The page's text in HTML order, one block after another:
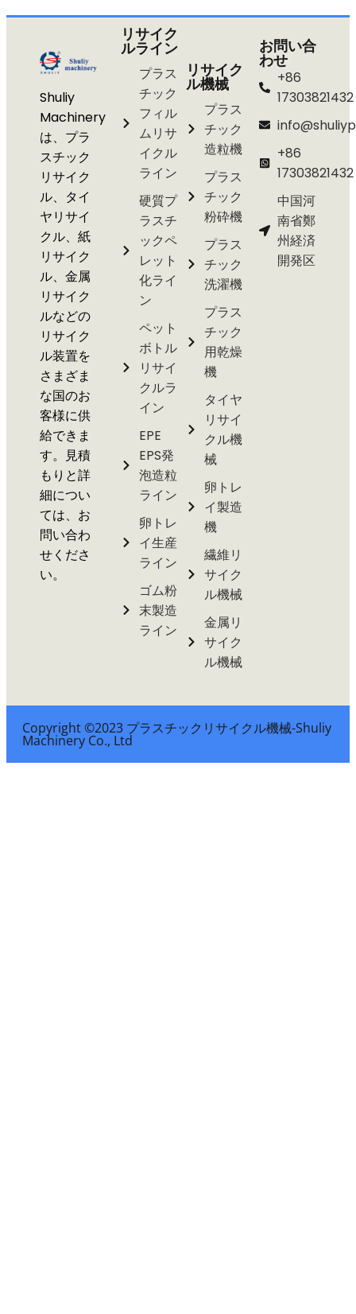
Shuliy
Machinery
は、プラ
スチック
リサイク
ル、タイ
ヤリサイ
クル、紙
リサイク
ル、金属
リサイク
ルなどの
リサイク
ル装置を
さまざま
な国のお
客様に供
給できま
す。見積
もりと詳
細につい
ては、お
問い合わ
せくださ
い。
リサイク
ルライン
プラス
チック
フィル
ムリサ
イクル
ライン
硬質プ
ラスチ
ックペ
レット
化ライ
ン
ペット
ボトル
リサイ
クルラ
イン
EPE
EPS発
泡造粒
ライン
卵トレ
イ生産
ライン
ゴム粉
末製造
ライン
リサイク
ル機械
プラス
チック
造粒機
プラス
チック
粉砕機
プラス
チック
洗濯機
プラス
チック
用乾燥
機
タイヤ
リサイ
クル機
械
卵トレ
イ製造
機
繊維リ
サイク
ル機械
金属リ
サイク
ル機械
お問い合
わせ
+86
17303821432
+86
17303821432
中国河
南省鄭
州経済
開発区
Copyright ©2023 プラスチックリサイクル機械-Shuliy
Machinery Co., Ltd